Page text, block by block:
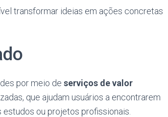
transformar ideias em ações concretas
por meio de serviços de valor
que ajudam usuários a encontrarem
ou projetos profissionais.